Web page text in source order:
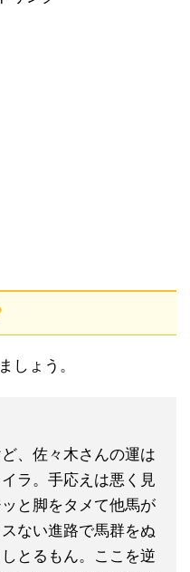
しょう。
、佐々木さんの運は
ラ。手応えは悪く見
と脚をタメて他馬が
ない進路で馬群をぬ
とるもん。ここを逆